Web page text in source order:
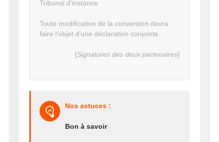
Tribunal d'instance.
Toute modification de la convention devra
faire l’objet d’une déclaration conjointe.
[Signatures des deux partenaires]
Nos astuces :
Bon à savoir